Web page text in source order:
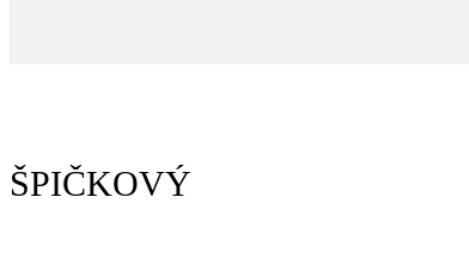
ŠPIČKOVÝ